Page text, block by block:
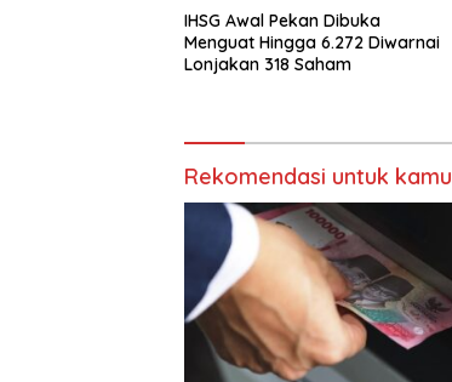
IHSG Awal Pekan Dibuka
Menguat Hingga 6.272 Diwarnai
Lonjakan 318 Saham
Rekomendasi untuk kamu